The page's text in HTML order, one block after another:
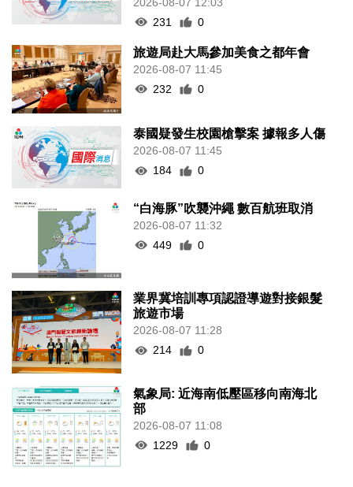
231
0
旅遊局赴大馬參加美食之都年會
2026-08-07 11:45
232
0
泰國疑發生校園槍擊案 據報多人傷
2026-08-07 11:45
184
0
“白海豚”吹襲沖繩 數百航班取消
2026-08-07 11:32
449
0
業界冀培訓專項認證導遊對接銀髮
旅遊市場
2026-08-07 11:28
214
0
氣象局: 近海南低壓區移向南海北
部
2026-08-07 11:08
1229
0